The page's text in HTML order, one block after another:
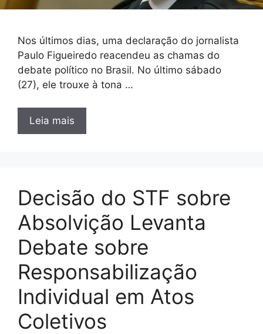
Nos últimos dias, uma declaração do jornalista
Paulo Figueiredo reacendeu as chamas do
debate político no Brasil. No último sábado
(27), ele trouxe à tona …
Leia mais
Decisão do STF sobre
Absolvição Levanta
Debate sobre
Responsabilização
Individual em Atos
Coletivos